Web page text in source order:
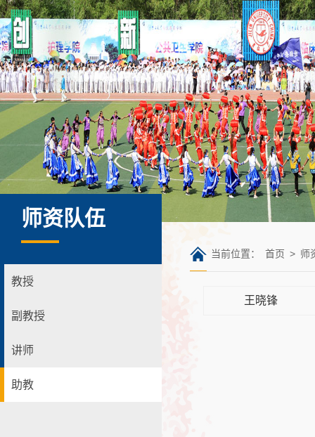
师资队伍
教授
副教授
讲师
助教
当前位置： 首页 > 师
王晓锋